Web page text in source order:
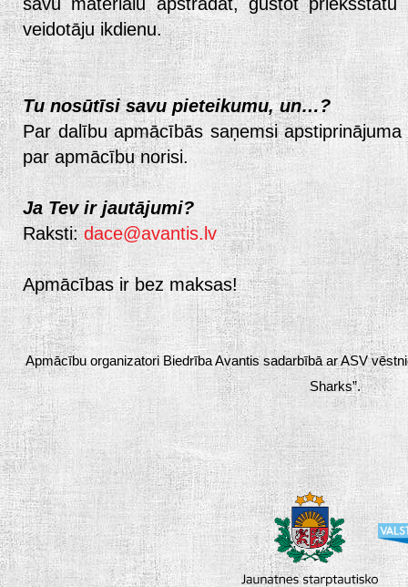
veidotāju ikdienu.
Tu nosūtīsi savu pieteikumu, un…?
Par dalību apmācībās saņemsi
par apmācību norisi.
Ja Tev ir jautājumi?
Raksti:dace@avantis.lv
Apmācības ir bez maksas!
Apmācību organizatori Biedrība Avantis sadarbībā ar ASV
Sharks”.